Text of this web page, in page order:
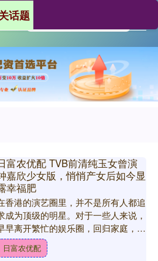
话题
富农优配 TVB前清纯玉女曾演
嘉欣少女版，悄悄产女后如今显
幸福肥
香港的演艺圈里，并不是所有人都追
成为顶级的明星。对于一些人来说，
早离开繁忙的娱乐圈，回归家庭，享
简单而温馨的生活，反而是一种令人
足的选择。最近，曾是T....
日富农优配